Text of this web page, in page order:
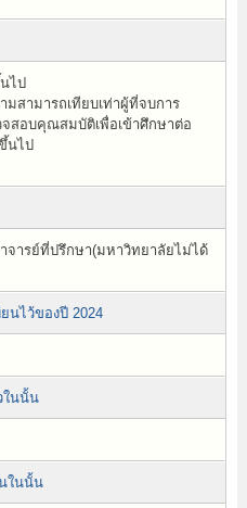
ไป
สามารถเทียบเท่าผู้ที่จบการ
สอบคุณสมบัติเพื่อเข้าศึกษาต่อ
นไป
จารย์ที่ปรึกษา(มหาวิทยาลัยไม่ได้
นไว้ของปี 2024
ในนั้น
ในนั้น